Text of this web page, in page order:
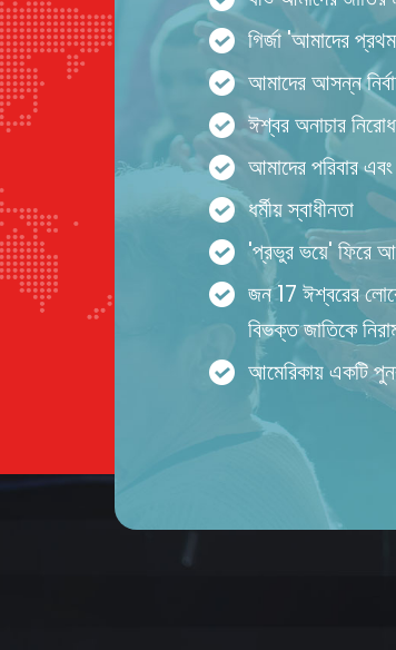
গির্জা 'আমাদের
আমাদের আসন্ন
ঈশ্বর অনাচার
আমাদের পরিবার
ধর্মীয় স্বাধীনতা
'প্রভুর ভয়ে' ফিরে
জন 17 ঈশ্বরের
বিভক্ত জাতিকে
আমেরিকায় একটি